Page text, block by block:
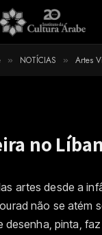
» NOTÍCIAS » Artes
no
artes desde a
não se atém
desenha, pinta,